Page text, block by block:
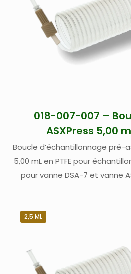
018-007-007 –
ASXPress 5,00
Boucle d’échantillonnage pré-
5,00 mL en PTFE pour
pour vanne DSA-7 et vanne
2,5 ML